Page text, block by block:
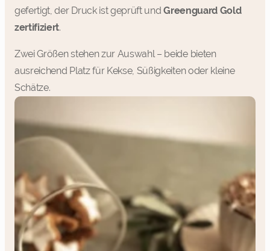
gefertigt, der Druck ist geprüft undGreenguard Gold
zertifiziert.
Zwei Größen stehen zur Auswahl – beide bieten
ausreichend Platz für Kekse, Süßigkeiten oder kleine
Schätze.